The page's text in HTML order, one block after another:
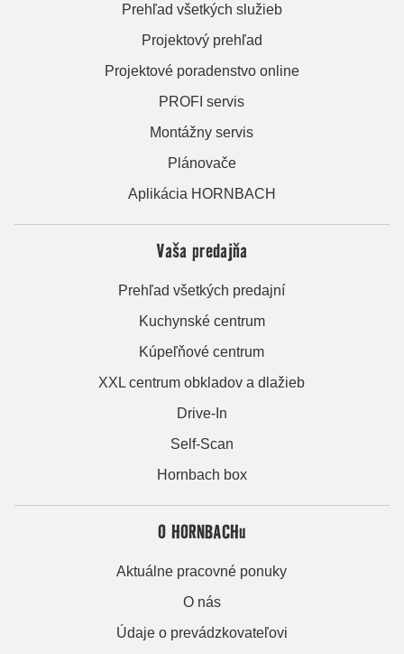
Prehľad všetkých služieb
Projektový prehľad
Projektové poradenstvo online
PROFI servis
Montážny servis
Plánovače
Aplikácia HORNBACH
Vaša predajňa
Prehľad všetkých predajní
Kuchynské centrum
Kúpeľňové centrum
XXL centrum obkladov a dlažieb
Drive-In
Self-Scan
Hornbach box
O HORNBACHu
Aktuálne pracovné ponuky
O nás
Údaje o prevádzkovateľovi